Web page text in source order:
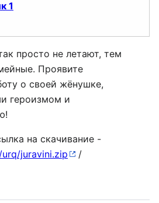
1
просто не летают, тем
Проявите
о своей жёнушке,
героизмом и
на скачивание -
juravini.zip
/